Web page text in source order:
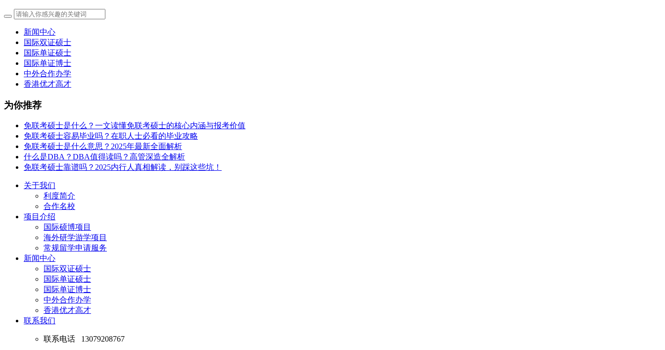
新闻中心
国际双证硕士
国际单证硕士
国际单证博士
中外合作办学
香港优才高才
为你推荐
免联考硕士是什么？一文读懂免联考硕士的核心内涵与报考价值
免联考硕士容易毕业吗？在职人士必看的毕业攻略
免联考硕士是什么意思？2025年最新全面解析
什么是DBA？DBA值得读吗？高管深造全解析
免联考硕士靠谱吗？2025内行人真相解读，别踩这些坑！
关于我们
利度简介
合作名校
项目介绍
国际硕博项目
海外研学游学项目
常规留学申请服务
新闻中心
国际双证硕士
国际单证硕士
国际单证博士
中外合作办学
香港优才高才
联系我们
联系电话 13079208767